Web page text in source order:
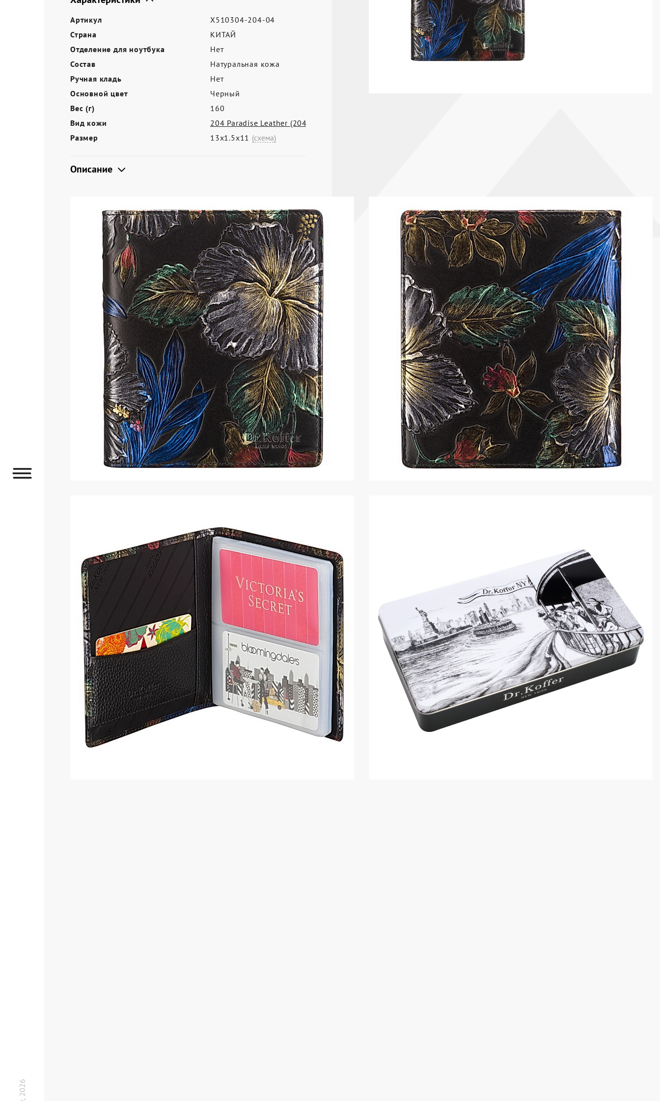
Акции
Артикул
X510304-204-04
Страна
КИТАЙ
Отделение для ноутбука
Нет
Состав
Натуральная кожа
Ручная кладь
Нет
Основной цвет
Черный
Вес (г)
160
Вид кожи
204 Paradise Leather (204)
Размер
13х1.5х11 (схема)
Описание